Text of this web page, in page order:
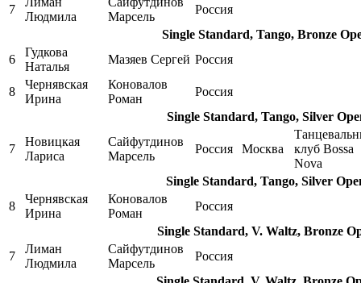
7
Людмила
Марсель
Россия
Single Standard, Tango, Bronze
6
Гудкова
Наталья
Мазяев Сергей Россия
8
Чернявская
Ирина
Коновалов
Роман
Россия
Single Standard, Tango, Silver
7
Новицкая
Лариса
Сайфутдинов
Марсель
Россия Москва
клуб Bossa
Nova
Single Standard, Tango, Silver
8
Чернявская
Ирина
Коновалов
Роман
Россия
Single Standard, V. Waltz, Bronze
7
Лиман
Людмила
Сайфутдинов
Марсель
Россия